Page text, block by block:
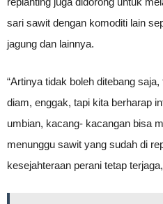
sari sawit dengan komoditi lain
jagung dan lainnya.
“Artinya tidak boleh ditebang
diam, enggak, tapi kita berharap
umbian, kacang- kacangan bisa
menunggu sawit yang sudah di
kesejahteraan perani tetap